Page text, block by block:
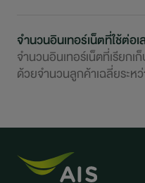
จำนวนอินเทอร์เน็ตที่ใช้ต่อ
จำนวนอินเทอร์เน็ตที่เรียกเ
ด้วยจำนวนลูกค้าเฉลี่ยระห